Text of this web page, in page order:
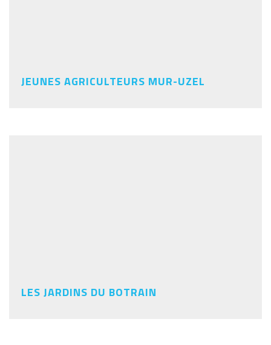
JEUNES AGRICULTEURS MUR-UZEL
LES JARDINS DU BOTRAIN